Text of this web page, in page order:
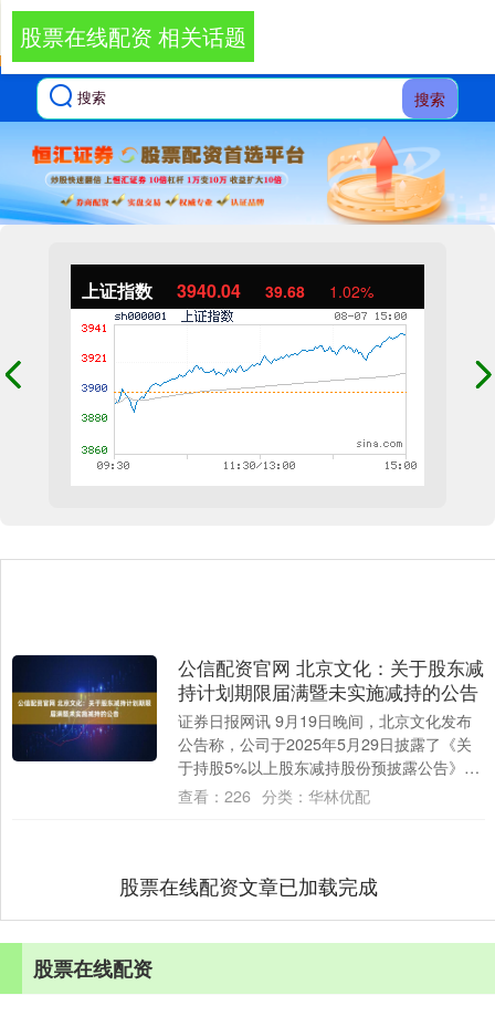
搜索
上证指数 3940.04 39.68 1.02%
股票在线配资 相关话题
公信配资官网 北京文化：关于股东减
持计划期限届满暨未实施减持的公告
证券日报网讯 9月19日晚间，北京文化发布
公告称，公司于2025年5月29日披露了《关
于持股5%以上股东减持股份预披露公告》，
公司股东青岛海发产业投资控股有限公....
查看： 226 分类： 华林优配
股票在线配资文章已加载完成
股票在线配资